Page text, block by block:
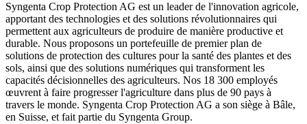
Syngenta Crop Protection AG est un leader de l'innovation agricole,
apportant des technologies et des solutions révolutionnaires qui
permettent aux agriculteurs de produire de manière productive et
durable. Nous proposons un portefeuille de premier plan de
solutions de protection des cultures pour la santé des plantes et des
sols, ainsi que des solutions numériques qui transforment les
capacités décisionnelles des agriculteurs. Nos 18 300 employés
œuvrent à faire progresser l'agriculture dans plus de 90 pays à
travers le monde. Syngenta Crop Protection AG a son siège à Bâle,
en Suisse, et fait partie du Syngenta Group.